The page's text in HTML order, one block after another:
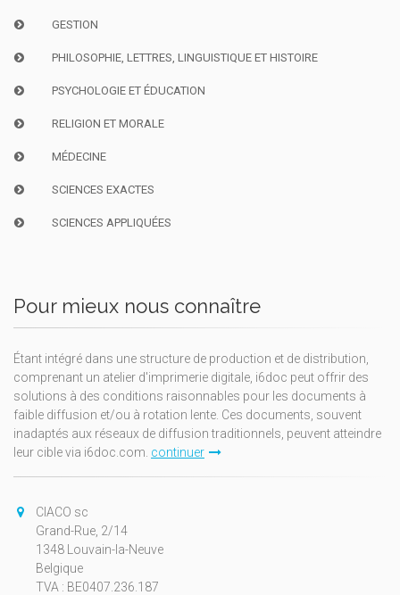
GESTION
PHILOSOPHIE, LETTRES, LINGUISTIQUE ET HISTOIRE
PSYCHOLOGIE ET ÉDUCATION
RELIGION ET MORALE
MÉDECINE
SCIENCES EXACTES
SCIENCES APPLIQUÉES
Pour mieux nous connaître
Étant intégré dans une structure de production et de distribution,
comprenant un atelier d'imprimerie digitale, i6doc peut offrir des
solutions à des conditions raisonnables pour les documents à
faible diffusion et/ou à rotation lente. Ces documents, souvent
inadaptés aux réseaux de diffusion traditionnels, peuvent atteindre
leur cible via i6doc.com. continuer
CIACO sc
Grand-Rue, 2/14
1348 Louvain-la-Neuve
Belgique
TVA : BE0407.236.187